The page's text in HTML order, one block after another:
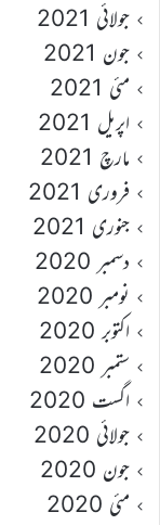
جولائی 2021
جون 2021
مئی 2021
اپریل 2021
مارچ 2021
فروری 2021
جنوری 2021
دسمبر 2020
نومبر 2020
اکتوبر 2020
ستمبر 2020
اگست 2020
جولائی 2020
جون 2020
مئی 2020